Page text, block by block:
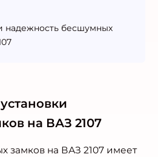
на ВАЗ 2107
замков на ВАЗ 2107 имеет
надежность бесшумных